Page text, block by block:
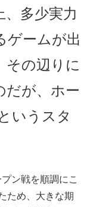
多少実力
ゲームが出
その辺りに
だが、ホー
いうスタ
ン戦を順調にこ
ため、大きな期